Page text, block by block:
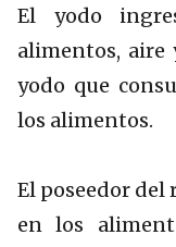
El yodo
alimentos, aire
yodo que
los alimentos.
El poseedor del
en los